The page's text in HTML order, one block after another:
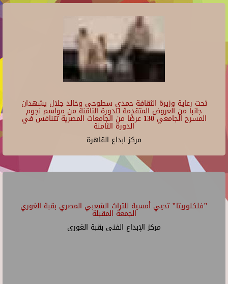
تحت رعاية وزيرة الثقافة حمدي سطوحي وخالد جلال يشهدان
جانبا من العروض المتقدمة للدورة الثامنة من مواسم نجوم
المسرح الجامعي 130 عرضًا من الجامعات المصرية تتنافس في
الدورة الثامنة
مركز ابداع القاهرة
"فلكلوريتا" تحيي أمسية للتراث الشعبي المصري بقبة الغوري
الجمعة المقبلة
مركز الإبداع الفنى بقبة الغورى